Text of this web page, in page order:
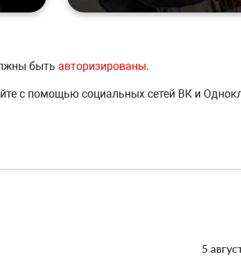
быть авторизированы.
с помощью социальных сетей ВК и
5